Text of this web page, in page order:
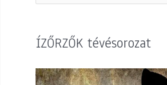
ÍZŐRZŐK tévésorozat